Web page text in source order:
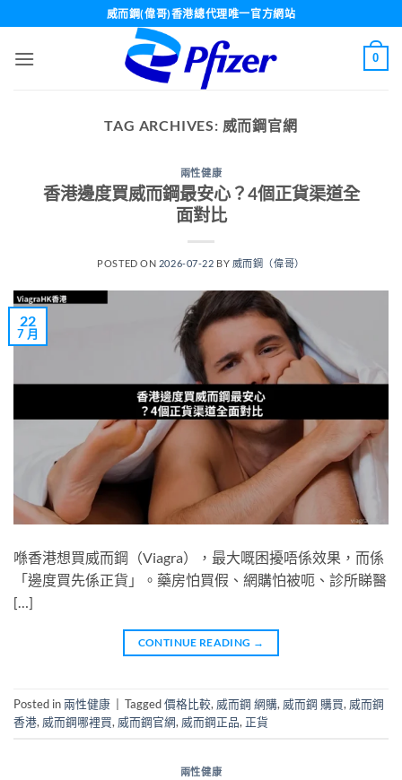
to
content
威而鋼(偉哥)香港總代理唯一官方網站
0
TAG ARCHIVES: 威而鋼官網
兩性健康
香港邊度買威而鋼最安心？4個正貨渠道全
面對比
POSTED ON 2026-07-22 BY 威而鋼（偉哥）
22
7 月
喺香港想買威而鋼（Viagra），最大嘅困擾唔係效果，而係
「邊度買先係正貨」。藥房怕買假、網購怕被呃、診所睇醫
[…]
CONTINUE READING →
Posted in兩性健康 Tagged價格比較, 威而鋼 網購, 威而鋼 購買, 威而鋼
香港, 威而鋼哪裡買, 威而鋼官網, 威而鋼正品, 正貨
兩性健康